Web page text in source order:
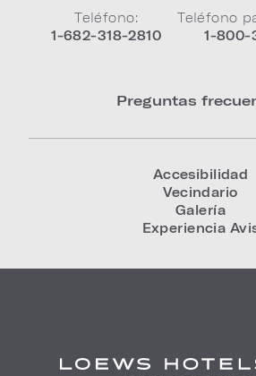
Teléfono:
1-682-318-2810
Teléfono
1-800-
Preguntas
Accesibilidad
Vecindario
Galería
Experiencia